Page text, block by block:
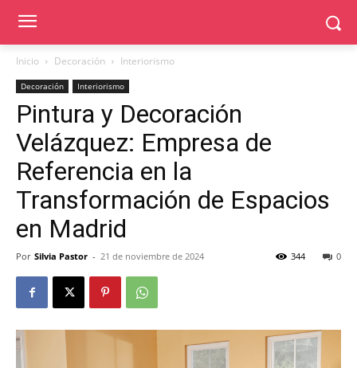
Inicio Decoración Interiorismo
Decoración Interiorismo
Pintura y Decoración
Velázquez: Empresa de
Referencia en la
Transformación de Espacios
en Madrid
Por Silvia Pastor - 21 de noviembre de 2024 0
344